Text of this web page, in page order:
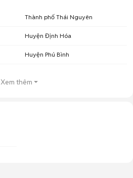
Thành phố Thái Nguyên
Huyện Định Hóa
Huyện Phú Bình
Xem thêm